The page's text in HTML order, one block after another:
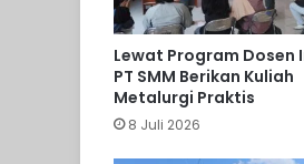
Lewat Program Dosen
PT SMM Berikan Kuliah
Metalurgi Praktis
8 Juli 2026